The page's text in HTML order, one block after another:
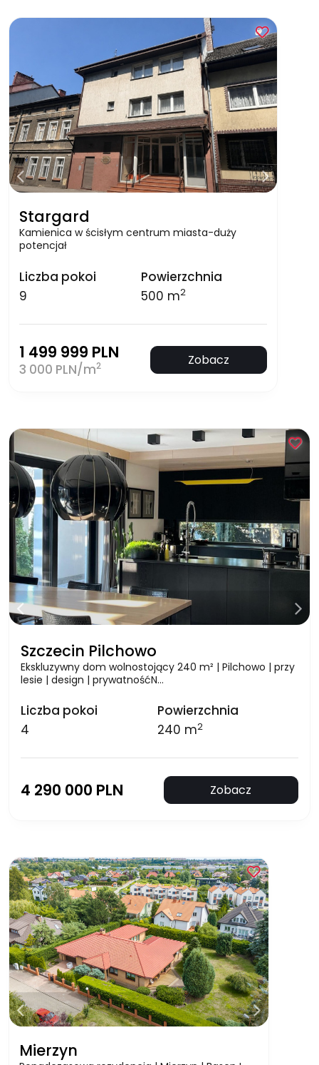
Stargard
Kamienica w ścisłym centrum miasta-duży
potencjał
Liczba pokoi
9
Powierzchnia
500 m2
1 499 999 PLN
3 000 PLN/m2 Zobacz
Szczecin Pilchowo
Ekskluzywny dom wolnostojący 240 m² | Pilchowo | przy
lesie | design | prywatnośćN…
Liczba pokoi
4
Powierzchnia
240 m2
4 290 000 PLN Zobacz
Mierzyn